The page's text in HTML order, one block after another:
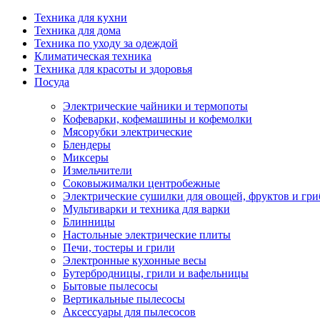
Техника для кухни
Техника для дома
Техника по уходу за одеждой
Климатическая техника
Техника для красоты и здоровья
Посуда
Электрические чайники и термопоты
Кофеварки, кофемашины и кофемолки
Мясорубки электрические
Блендеры
Миксеры
Измельчители
Соковыжималки центробежные
Электрические сушилки для овощей, фруктов и
Мультиварки и техника для варки
Блинницы
Настольные электрические плиты
Печи, тостеры и грили
Электронные кухонные весы
Бутербродницы, грили и вафельницы
Бытовые пылесосы
Вертикальные пылесосы
Аксессуары для пылесосов